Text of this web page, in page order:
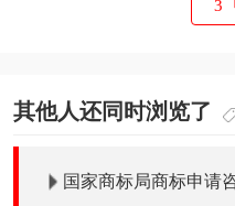
3
其他人还同时浏览了
国家商标局商标申请